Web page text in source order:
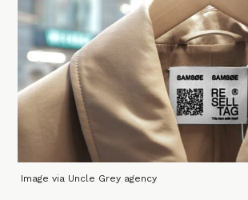
Image via Uncle Grey agency